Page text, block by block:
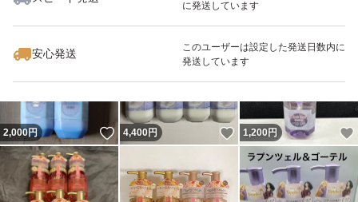
に発送しています
安心発送
このユーザーは設定した発送日数内に
発送しています
いいね！
2,100
2,000円 いいね！
4,400円 いいね！
1,200 円